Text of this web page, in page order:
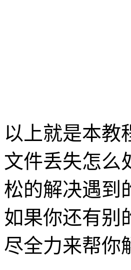
以上就是本教
文件丢失怎么
松的解决遇到
如果你还有别
尽全力来帮你